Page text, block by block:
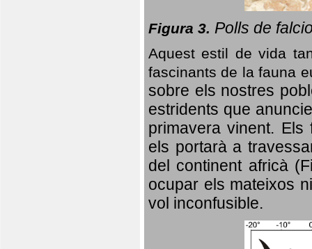
Figura 3. Polls de
Aquest estil de vida
fascinants de la fauna
sobre els nostres
estridents que
primavera vinent. Els
els portarà a
del continent africà
ocupar els mateixos
vol inconfusible.